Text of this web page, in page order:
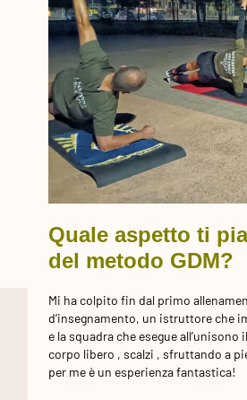
Quale aspetto ti
del metodo GDM?
Mi ha colpito fin dal primo
d’insegnamento, un istruttore che
e la squadra che esegue
corpo libero , scalzi , sfruttando a
per me è un esperienza fantastica!